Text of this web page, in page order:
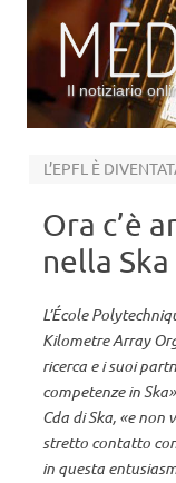
Il notiziario
Ora c’è
nella
L’École
Kilometre Array
ricerca e i suoi
competenze in
Cda di Ska, «e non
stretto contatto
in questa